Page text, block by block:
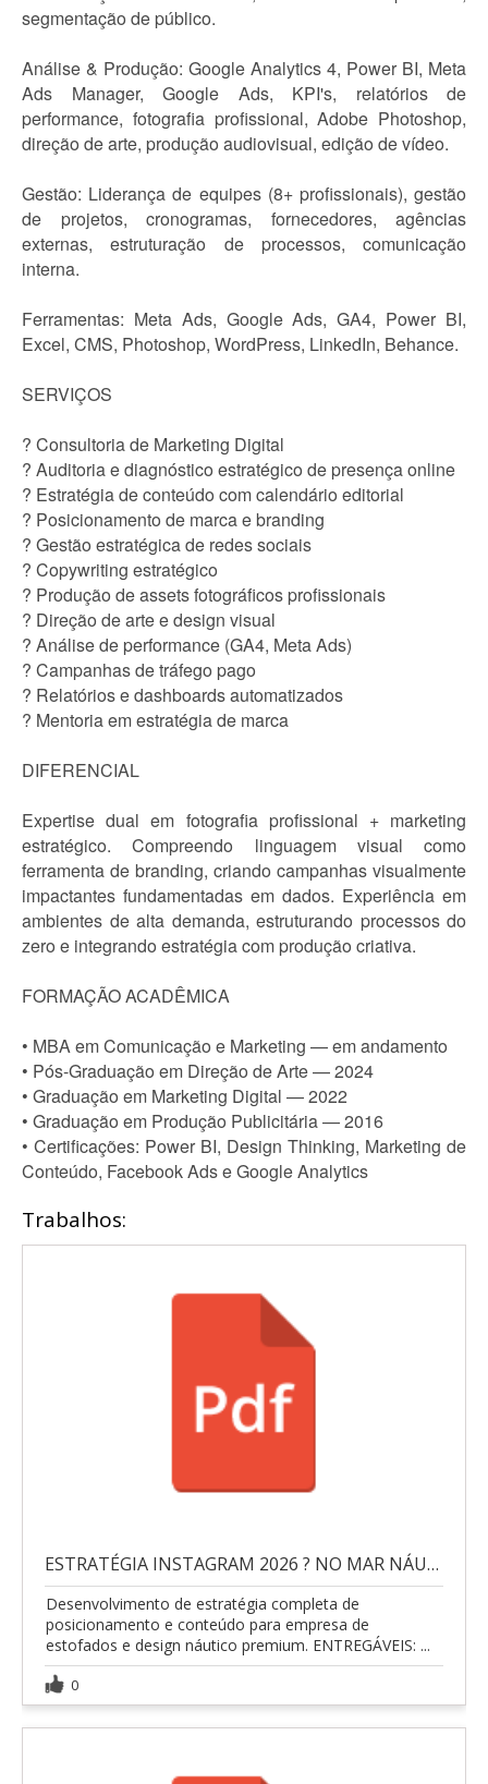
segmentação de público.
Análise & Produção: Google Analytics 4, Power BI, Meta
Ads Manager, Google Ads, KPI's, relatórios de
performance, fotografia profissional, Adobe Photoshop,
direção de arte, produção audiovisual, edição de vídeo.
Gestão: Liderança de equipes (8+ profissionais), gestão
de projetos, cronogramas, fornecedores, agências
externas, estruturação de processos, comunicação
interna.
Ferramentas: Meta Ads, Google Ads, GA4, Power BI,
Excel, CMS, Photoshop, WordPress, LinkedIn, Behance.
SERVIÇOS
? Consultoria de Marketing Digital
? Auditoria e diagnóstico estratégico de presença online
? Estratégia de conteúdo com calendário editorial
? Posicionamento de marca e branding
? Gestão estratégica de redes sociais
? Copywriting estratégico
? Produção de assets fotográficos profissionais
? Direção de arte e design visual
? Análise de performance (GA4, Meta Ads)
? Campanhas de tráfego pago
? Relatórios e dashboards automatizados
? Mentoria em estratégia de marca
DIFERENCIAL
Expertise dual em fotografia profissional + marketing
estratégico. Compreendo linguagem visual como
ferramenta de branding, criando campanhas visualmente
impactantes fundamentadas em dados. Experiência em
ambientes de alta demanda, estruturando processos do
zero e integrando estratégia com produção criativa.
FORMAÇÃO ACADÊMICA
• MBA em Comunicação e Marketing — em andamento
• Pós-Graduação em Direção de Arte — 2024
• Graduação em Marketing Digital — 2022
• Graduação em Produção Publicitária — 2016
• Certificações: Power BI, Design Thinking, Marketing de
Conteúdo, Facebook Ads e Google Analytics
Trabalhos:
ESTRATÉGIA INSTAGRAM 2026 ? NO MAR NÁUTICA
Desenvolvimento de estratégia completa de
posicionamento e conteúdo para empresa de
estofados e design náutico premium. ENTREGÁVEIS: ...
0